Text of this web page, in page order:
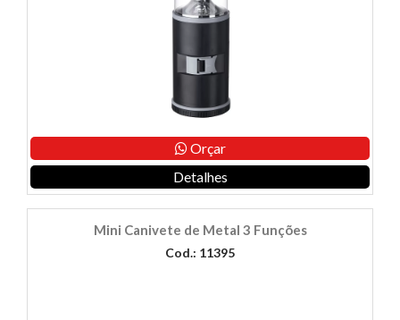
Orçar
Detalhes
Mini Canivete de Metal 3 Funções
Cod.: 11395